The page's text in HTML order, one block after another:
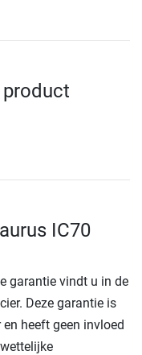
IC70
garantie vindt u in de
Deze garantie is
heeft geen invloed